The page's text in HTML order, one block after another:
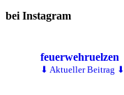
bei Instagram
feuerwehruelzen
⬇ Aktueller Beitrag ⬇